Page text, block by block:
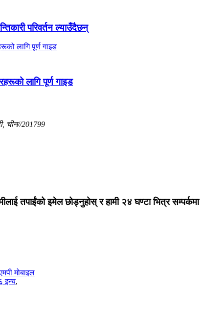
परिवर्तन ल्याउँदैछन्
लागि पूर्ण गाइड
चीन//201799
तपाईंको इमेल छोड्नुहोस् र हामी २४ घण्टा भित्र
मोबाइल
इन्च,